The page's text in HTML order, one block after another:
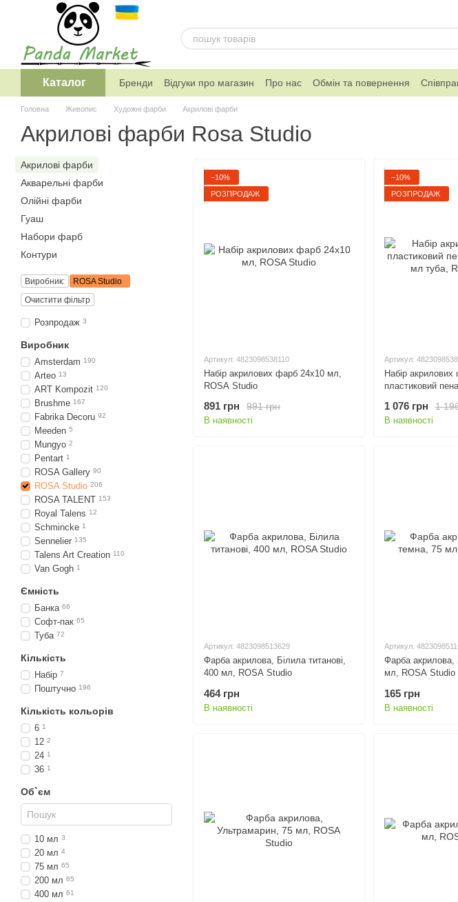
Перейти к основному контенту
Каталог Бренди Відгуки про магазин Про нас Обмін та повернення
Telegram канал магазину
Головна Живопис Художнi фарби Акрилові фарби
Акрилові фарби Rosa Studio
−10%
РОЗПРОДАЖ
Артикул: 4823098538110
Набір акрилових фарб 24х10 мл,
ROSA Studio
991 грн
891 грн
В наявності
−10%
РОЗПРОДАЖ
Артикул:
Набір акрилових
пластиковий
1
1 076 грн
В наявності
Артикул: 4823098513629
Фарба акрилова, Білила титанові,
400 мл, ROSA Studio
464 грн
В наявності
Артикул:
Фарба
мл, ROSA Studio
165 грн
В наявності
Акрилові фарби
Акварельнi фарби
Олійні фарби
Гуаш
Набори фарб
Контури
Виробник:
ROSA Studio
Очистити фільтр
Розпродаж 3
Виробник
Amsterdam 190
Arteo 13
ART Kompozit 120
Brushme 167
Fabrika Decoru 92
Meeden 5
Mungyo 2
Pentart 1
ROSA Gallery 90
ROSA Studio 206
ROSA TALENT 153
Royal Talens 12
Schmincke 1
Sennelier 135
Talens Art Creation 110
Van Gogh 1
Ємність
Банка 66
Софт-пак 65
Туба 72
Кількість
Набір 7
Поштучно 196
Кількість кольорів
6 1
12 2
24 1
36 1
Об`єм
10 мл 3
20 мл 4
75 мл 65
200 мл 65
400 мл 61